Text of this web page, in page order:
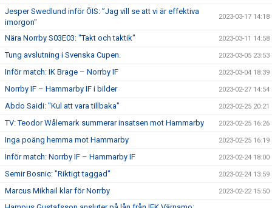
Jesper Swedlund inför ÖIS: ”Jag vill se att vi är effektiva
imorgon"
2023-03-17 14:18
Nära Norrby S03E03: "Takt och taktik" 2023-03-11 14:58
Tung avslutning i Svenska Cupen. 2023-03-05 23:53
Inför match: IK Brage – Norrby IF 2023-03-04 18:39
Norrby IF – Hammarby IF i bilder 2023-02-27 14:54
Abdo Saidi: "Kul att vara tillbaka" 2023-02-25 20:21
TV: Teodor Wålemark summerar insatsen mot Hammarby 2023-02-25 16:26
Inga poäng hemma mot Hammarby 2023-02-25 16:19
Inför match: Norrby IF – Hammarby IF 2023-02-24 18:00
Semir Bosnic: "Riktigt taggad" 2023-02-24 13:59
Marcus Mikhail klar för Norrby 2023-02-22 15:50